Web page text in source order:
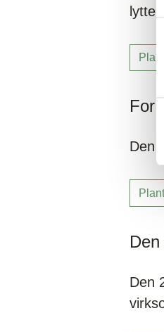
lytte
For
Den
Den